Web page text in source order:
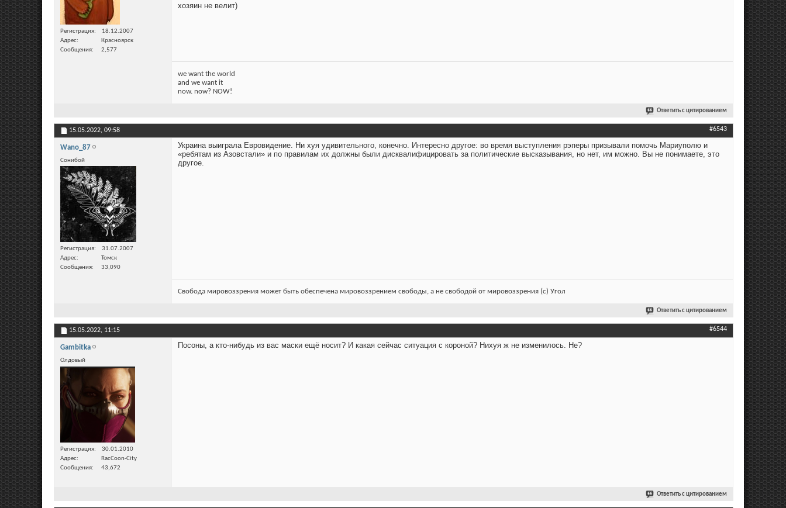
Регистрация
18.12.2007
Адрес
Красноярск
Сообщения
2,577
хозяин не велит)
we want the world
and we want it
now. now? NOW!
Ответить с цитированием
15.05.2022, 09:58 #6543
Wano_87
Сонибой
Регистрация
31.07.2007
Адрес
Томск
Сообщения
33,090
Украина выиграла Евровидение. Ни хуя удивительного, конечно. Интересно другое: во время выступления рэперы призывали помочь Мариуполю и
«ребятам из Азовстали» и по правилам их должны были дисквалифицировать за политические высказывания, но нет, им можно. Вы не понимаете, это
другое.
Свобода мировоззрения может быть обеспечена мировоззрением свободы, а не свободой от мировоззрения (с) Угол
Ответить с цитированием
15.05.2022, 11:15 #6544
Gambitka
Олдовый
Регистрация
30.01.2010
Адрес
RacCoon-City
Сообщения
43,672
Посоны, а кто-нибудь из вас маски ещё носит? И какая сейчас ситуация с короной? Нихуя ж не изменилось. Не?
Ответить с цитированием